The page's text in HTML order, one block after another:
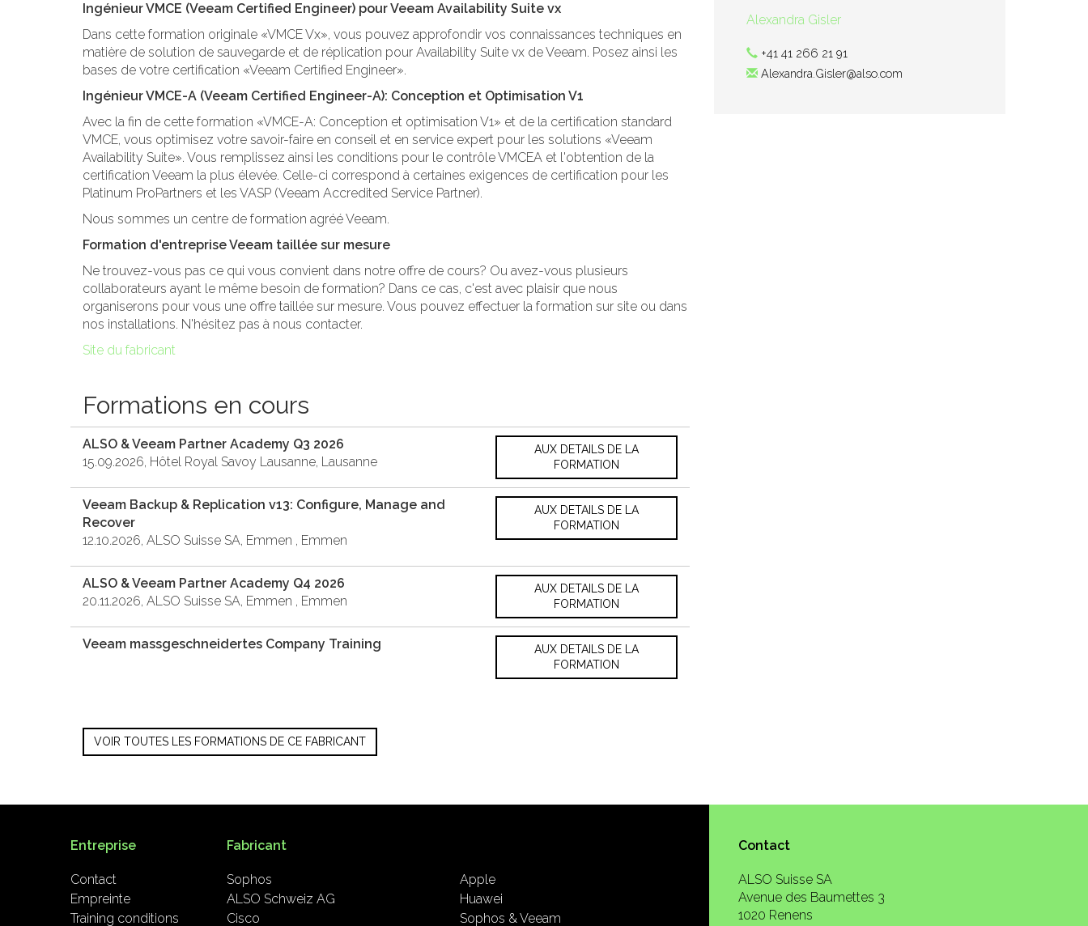
Ingénieur VMCE (Veeam Certified Engineer) pour Veeam Availability Suite vx
Dans cette formation originale «VMCE Vx», vous pouvez approfondir vos connaissances techniques en
matière de solution de sauvegarde et de réplication pour Availability Suite vx de Veeam. Posez ainsi les
bases de votre certification «Veeam Certified Engineer».
Ingénieur VMCE-A (Veeam Certified Engineer-A): Conception et Optimisation V1
Avec la fin de cette formation «VMCE-A: Conception et optimisation V1» et de la certification standard
VMCE, vous optimisez votre savoir-faire en conseil et en service expert pour les solutions «Veeam
Availability Suite». Vous remplissez ainsi les conditions pour le contrôle VMCEA et l'obtention de la
certification Veeam la plus élevée. Celle-ci correspond à certaines exigences de certification pour les
Platinum ProPartners et les VASP (Veeam Accredited Service Partner).
Nous sommes un centre de formation agréé Veeam.
Formation d'entreprise Veeam taillée sur mesure
Ne trouvez-vous pas ce qui vous convient dans notre offre de cours? Ou avez-vous plusieurs
collaborateurs ayant le même besoin de formation? Dans ce cas, c'est avec plaisir que nous
organiserons pour vous une offre taillée sur mesure. Vous pouvez effectuer la formation sur site ou dans
nos installations. N'hésitez pas à nous contacter.
Site du fabricant
Formations en cours
ALSO & Veeam Partner Academy Q3 2026
15.09.2026, Hôtel Royal Savoy Lausanne, Lausanne
AUX DETAILS DE LA
FORMATION
Veeam Backup & Replication v13: Configure, Manage and
Recover
12.10.2026, ALSO Suisse SA, Emmen , Emmen
AUX DETAILS DE LA
FORMATION
ALSO & Veeam Partner Academy Q4 2026
20.11.2026, ALSO Suisse SA, Emmen , Emmen
AUX DETAILS DE LA
FORMATION
Veeam massgeschneidertes Company Training
AUX DETAILS DE LA
FORMATION
VOIR TOUTES LES FORMATIONS DE CE FABRICANT
Alexandra Gisler
+41 41 266 21 91
Alexandra.Gisler@also.com
Contact
ALSO Suisse SA
Avenue des Baumettes 3
1020 Renens
Entreprise
Contact
Empreinte
Training conditions
Fabricant
Sophos
ALSO Schweiz AG
Cisco
Apple
Huawei
Sophos & Veeam